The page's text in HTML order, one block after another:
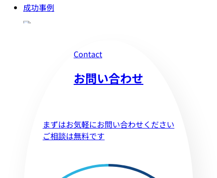
成功事例
Contact
お問い合わせ
まずはお気軽にお問い合わせください
ご相談は無料です